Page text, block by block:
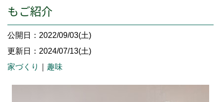
もご紹介
公開日：2022/09/03(土)
更新日：2024/07/13(土)
家づくり
趣味